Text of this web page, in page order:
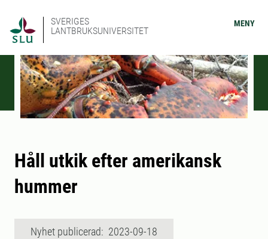
SVERIGES
LANTBRUKSUNIVERSITET
MENY
Håll utkik efter amerikansk
hummer
Nyhet publicerad: 2023-09-18